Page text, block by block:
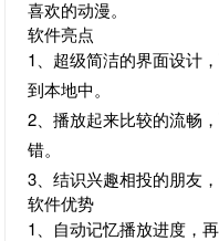
喜欢的动漫。
软件亮点
1、超级简洁的界面设计
到本地中。
2、播放起来比较的流畅
错。
3、结识兴趣相投的朋友
软件优势
1、自动记忆播放进度，